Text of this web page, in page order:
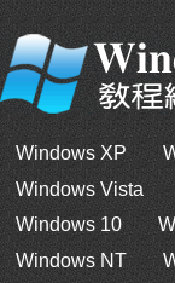
Windows XP
Windows Vista
Windows 10
Windows NT